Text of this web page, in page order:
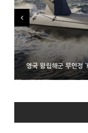
영국 왕립해군 무인정
코레일 ‘종이
시력 조정 기능 얹고 가